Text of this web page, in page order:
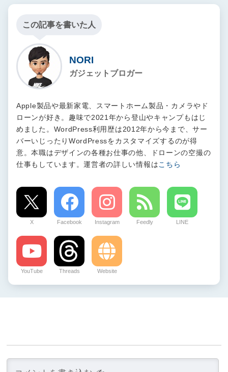
この記事を書いた人
NORI
ガジェットブロガー
Apple製品や最新家電、スマートホーム製品・カメラやド
ローンが好き。趣味で2021年から登山やキャンプもはじ
めました。WordPress利用歴は2012年から今まで、サー
バーいじったりWordPressをカスタマイズするのが得
意。本職はデザインの各種お仕事の他、ドローンの空撮の
仕事もしています。運営者の詳しい情報はこちら
X Facebook Instagram Feedly LINE
YouTube Threads Website